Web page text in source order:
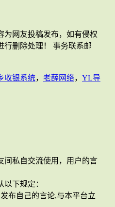
为网友投稿发布，如有侵权
行删除处理！ 事务联系邮
收银系统， 老薛网络， YL导
间私自交流使用，用户的言
下规定：
布自己的言论,与本平台立